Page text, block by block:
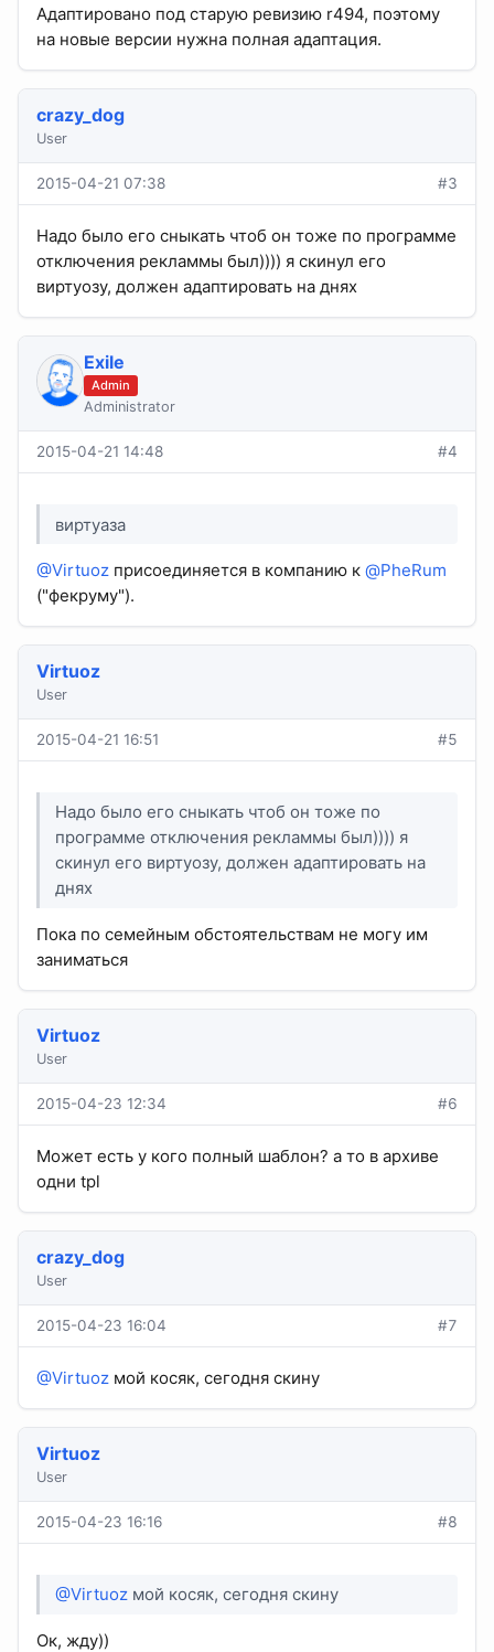
Адаптировано под старую ревизию r494, поэтому
на новые версии нужна полная адаптация.
crazy_dog
User
2015-04-21 07:38 #3
Надо было его сныкать чтоб он тоже по программе
отключения рекламмы был)))) я скинул его
виртуозу, должен адаптировать на днях
Exile
Admin
Administrator
2015-04-21 14:48 #4
виртуаза
@Virtuoz присоединяется в компанию к @PheRum
("фекруму").
Virtuoz
User
2015-04-21 16:51 #5
Надо было его сныкать чтоб он тоже по
программе отключения рекламмы был)))) я
скинул его виртуозу, должен адаптировать на
днях
Пока по семейным обстоятельствам не могу им
заниматься
Virtuoz
User
2015-04-23 12:34 #6
Может есть у кого полный шаблон? а то в архиве
одни tpl
crazy_dog
User
2015-04-23 16:04 #7
@Virtuoz мой косяк, сегодня скину
Virtuoz
User
2015-04-23 16:16 #8
@Virtuoz мой косяк, сегодня скину
Ок, жду))